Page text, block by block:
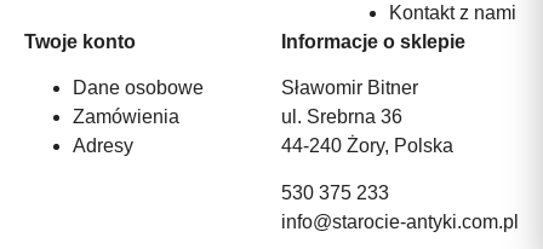
Kontakt z nami
Twoje konto
Dane osobowe
Zamówienia
Adresy
Informacje o sklepie
Sławomir Bitner
ul. Srebrna 36
44-240 Żory, Polska
530 375 233
info@starocie-antyki.com.pl